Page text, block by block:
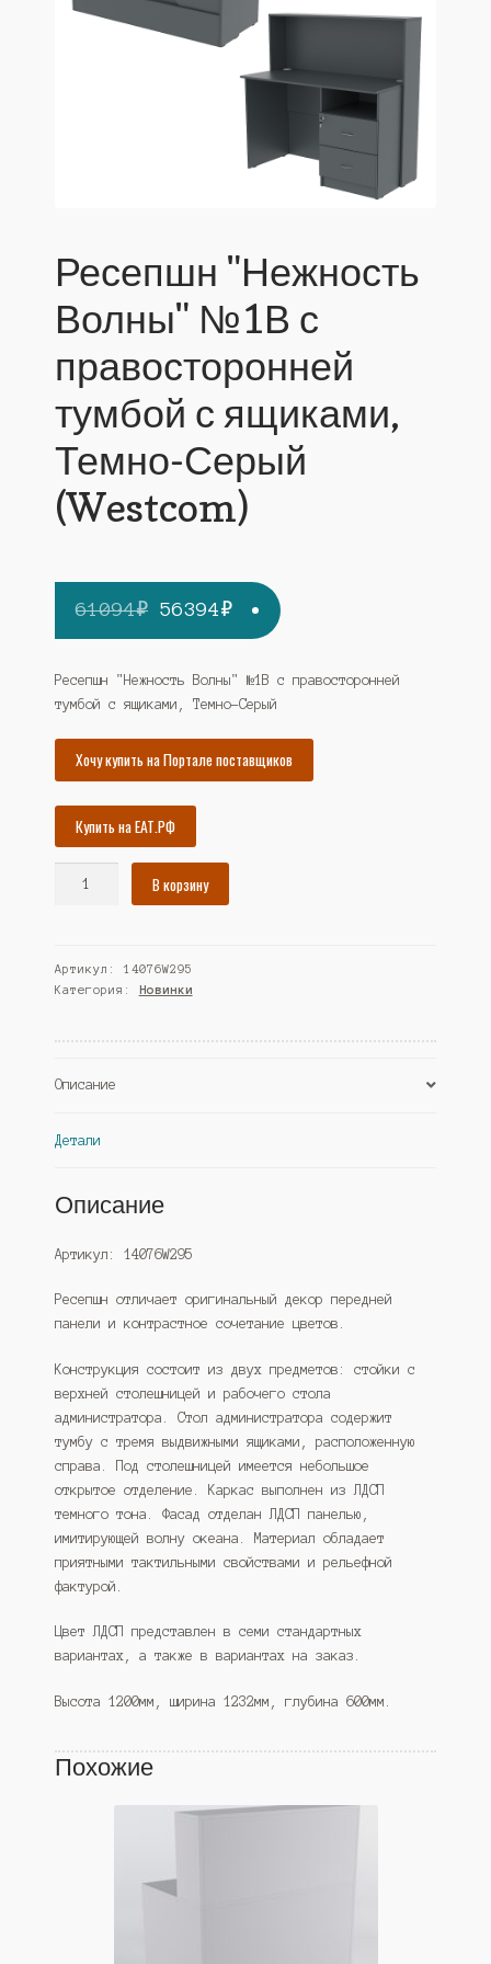
Ресепшн "Нежность
Волны" №1В с
правосторонней
тумбой с ящиками,
Темно-Серый
(Westcom)
61094₽ Первоначальная
цена
составляла
61094₽.
56394₽Текущая
цена:
56394₽.
Ресепшн "Нежность Волны" №1В с правосторонней
тумбой с ящиками, Темно-Серый
Хочу купить на Портале поставщиков
Купить на ЕАТ.РФ
Волны"
№1В
правосторонней
с
Темно-
В корзину
Артикул:14076W295
Категория: Новинки
Описание
Детали
Описание
Артикул: 14076W295
Ресепшн отличает оригинальный декор передней
панели и контрастное сочетание цветов.
Конструкция состоит из двух предметов: стойки с
верхней столешницей и рабочего стола
администратора. Стол администратора содержит
тумбу с тремя выдвижными ящиками, расположенную
справа. Под столешницей имеется небольшое
открытое отделение. Каркас выполнен из ЛДСП
темного тона. Фасад отделан ЛДСП панелью,
имитирующей волну океана. Материал обладает
приятными тактильными свойствами и рельефной
фактурой.
Цвет ЛДСП представлен в семи стандартных
вариантах, а также в вариантах на заказ.
Высота 1200мм, ширина 1232мм, глубина 600мм.
Похожие